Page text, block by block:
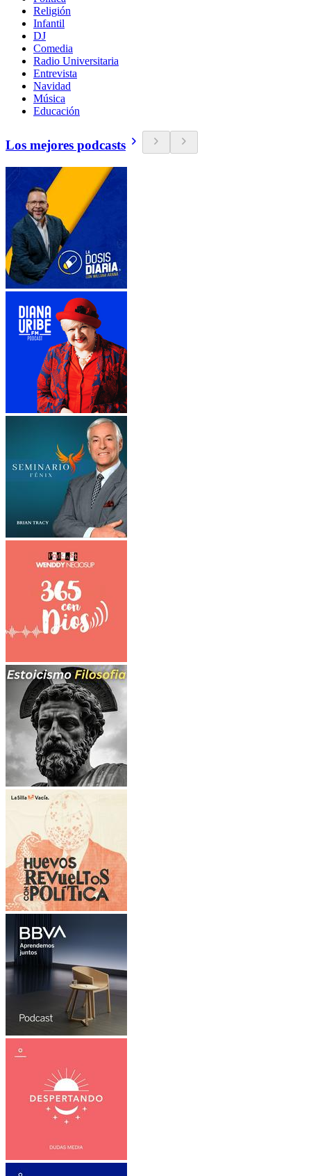
Religión
Infantil
DJ
Comedia
Radio Universitaria
Entrevista
Navidad
Música
Educación
Los mejores podcasts